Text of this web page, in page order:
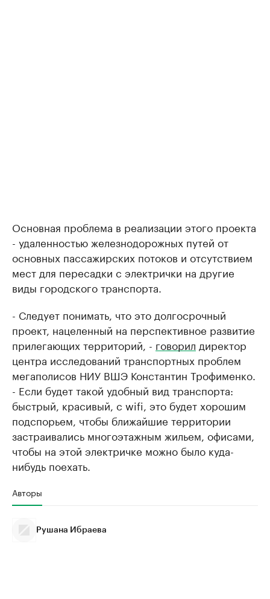
Основная проблема в реализации этого проекта
- удаленностью железнодорожных путей от
основных пассажирских потоков и отсутствием
мест для пересадки с электрички на другие
виды городского транспорта.
- Следует понимать, что это долгосрочный
проект, нацеленный на перспективное развитие
прилегающих территорий, - говорил директор
центра исследований транспортных проблем
мегаполисов НИУ ВШЭ Константин Трофименко.
- Если будет такой удобный вид транспорта:
быстрый, красивый, с wifi, это будет хорошим
подспорьем, чтобы ближайшие территории
застраивались многоэтажным жильем, офисами,
чтобы на этой электричке можно было куда-
нибудь поехать.
Авторы
Рушана Ибраева